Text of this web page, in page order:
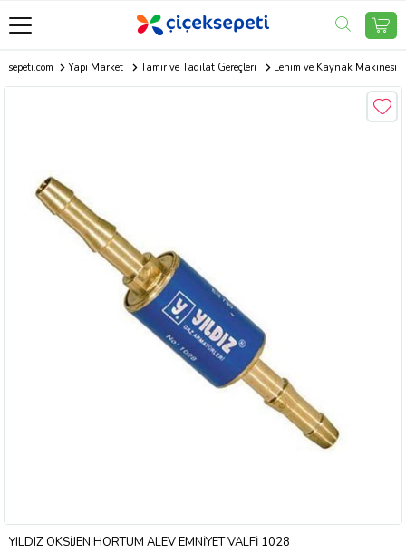
Yapı Market Tamir ve Tadilat Gereçleri Lehim ve Kaynak Makinesi
YILDIZ OKSİJEN HORTUM ALEV EMNİYET VALFİ 1028